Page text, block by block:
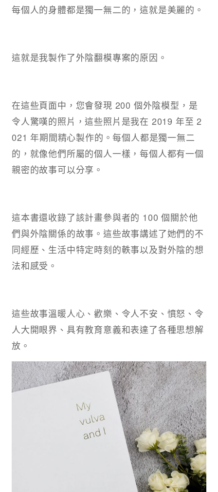
每個人的身體都是獨一無二的，這就是美麗的。
這就是我製作了外陰翻模專案的原因。
在這些頁面中，您會發現 200 個外陰模型，是
令人驚嘆的照片，這些照片是我在 2019 年至 2
021 年期間精心製作的。每個人都是獨一無二
的，就像他們所屬的個人一樣，每個人都有一個
親密的故事可以分享。
這本書還收錄了該計畫參與者的 100 個關於他
們與外陰關係的故事。這些故事講述了她們的不
同經歷、生活中特定時刻的軼事以及對外陰的想
法和感受。
這些故事溫暖人心、歡樂、令人不安、憤怒、令
人大開眼界、具有教育意義和表達了各種思想解
放。